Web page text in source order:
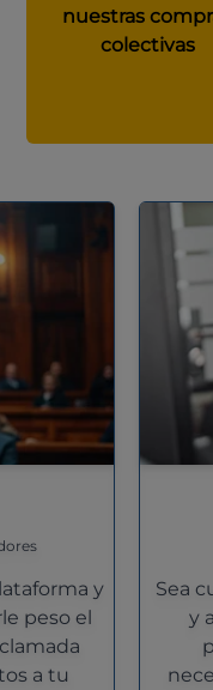
nuestras
colectivas
y
peso el
a tu
Sea
y